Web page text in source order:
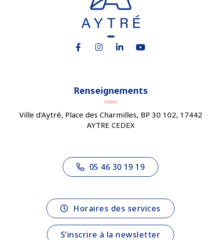
Lien vers le compte Facebook
Lien vers le compte Instagram
Lien vers le compte Linkedin
Lien vers la chaîne
Renseignements
Ville d'Aytré, Place des Charmilles, BP 30 102, 17442
AYTRE CEDEX
05 46 30 19 19
Horaires des services
S’inscrire à la newsletter